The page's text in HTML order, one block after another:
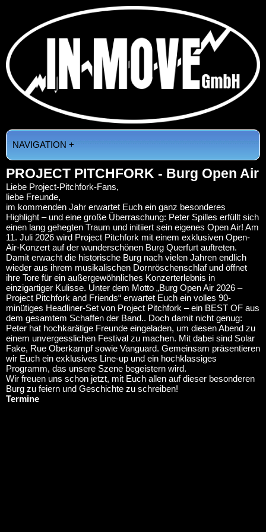
NAVIGATION +
PROJECT PITCHFORK - Burg Open Air
Liebe Project-Pitchfork-Fans,
liebe Freunde,
im kommenden Jahr erwartet Euch ein ganz besonderes
Highlight – und eine große Überraschung: Peter Spilles erfüllt sich
einen lang gehegten Traum und initiiert sein eigenes Open Air! Am
11. Juli 2026 wird Project Pitchfork mit einem exklusiven Open-
Air-Konzert auf der wunderschönen Burg Querfurt auftreten.
Damit erwacht die historische Burg nach vielen Jahren endlich
wieder aus ihrem musikalischen Dornröschenschlaf und öffnet
ihre Tore für ein außergewöhnliches Konzerterlebnis in
einzigartiger Kulisse. Unter dem Motto „Burg Open Air 2026 –
Project Pitchfork and Friends“ erwartet Euch ein volles 90-
minütiges Headliner-Set von Project Pitchfork – ein BEST OF aus
dem gesamtem Schaffen der Band.. Doch damit nicht genug:
Peter hat hochkarätige Freunde eingeladen, um diesen Abend zu
einem unvergesslichen Festival zu machen. Mit dabei sind Solar
Fake, Rue Oberkampf sowie Vanguard. Gemeinsam präsentieren
wir Euch ein exklusives Line-up und ein hochklassiges
Programm, das unsere Szene begeistern wird.
Wir freuen uns schon jetzt, mit Euch allen auf dieser besonderen
Burg zu feiern und Geschichte zu schreiben!
Termine